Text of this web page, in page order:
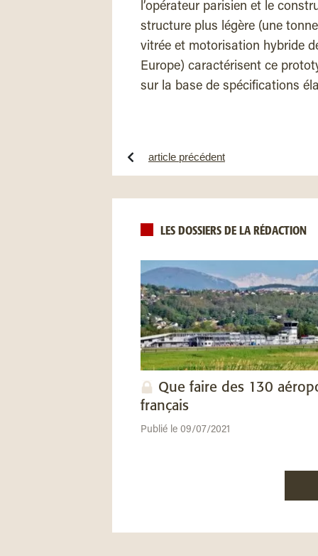
l’opérateur parisien et le
structure plus légère (une
vitrée et motorisation hybride
Europe) caractérisent ce
sur la base de spécifications
article précédent
LES DOSSIERS DE LA RÉDACTION
Que faire des 130
français
Publié le 09/07/2021